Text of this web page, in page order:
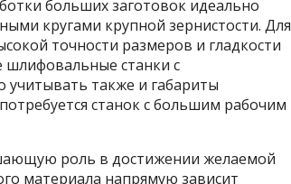
больших заготовок идеально
кругами крупной зернистости. Для
точности размеров и гладкости
шлифовальные станки с
учитывать также и габариты
станок с большим рабочим
роль в достижении желаемой
материала напрямую зависит